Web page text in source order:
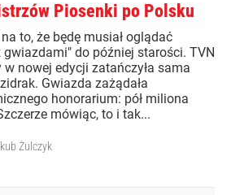
Piosenki po Polsku
to, że będę musiał oglądać
gwiazdami" do później starości. TVN
w nowej edycji zatańczyła sama
Gwiazda zażądała
honorarium: pół miliona
mówiąc, to i tak...
Żulczyk